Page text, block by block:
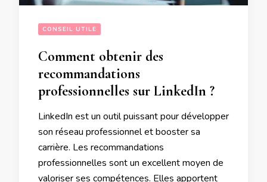
CONSEIL UTILE
Comment obtenir des
recommandations
professionnelles sur LinkedIn ?
LinkedIn est un outil puissant pour développer
son réseau professionnel et booster sa
carrière. Les recommandations
professionnelles sont un excellent moyen de
valoriser ses compétences. Elles apportent